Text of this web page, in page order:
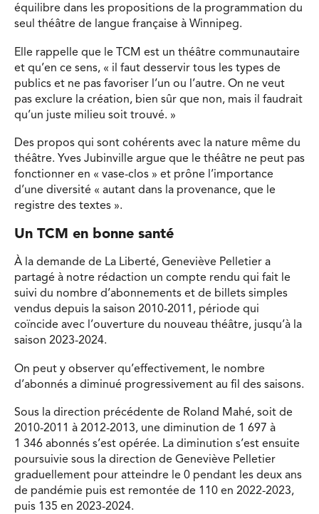
équilibre dans les propositions de la programmation du
seul théâtre de langue française à Winnipeg.
Elle rappelle que le TCM est un théâtre communautaire
et qu’en ce sens, « il faut desservir tous les types de
publics et ne pas favoriser l’un ou l’autre. On ne veut
pas exclure la création, bien sûr que non, mais il faudrait
qu’un juste milieu soit trouvé. »
Des propos qui sont cohérents avec la nature même du
théâtre. Yves Jubinville argue que le théâtre ne peut pas
fonctionner en « vase-clos » et prône l’importance
d’une diversité « autant dans la provenance, que le
registre des textes ».
Un TCM en bonne santé
À la demande de La Liberté, Geneviève Pelletier a
partagé à notre rédaction un compte rendu qui fait le
suivi du nombre d’abonnements et de billets simples
vendus depuis la saison 2010-2011, période qui
coïncide avec l’ouverture du nouveau théâtre, jusqu’à la
saison 2023-2024.
On peut y observer qu’effectivement, le nombre
d’abonnés a diminué progressivement au fil des saisons.
Sous la direction précédente de Roland Mahé, soit de
2010-2011 à 2012-2013, une diminution de 1 697 à
1 346 abonnés s’est opérée. La diminution s’est ensuite
poursuivie sous la direction de Geneviève Pelletier
graduellement pour atteindre le 0 pendant les deux ans
de pandémie puis est remontée de 110 en 2022-2023,
puis 135 en 2023-2024.